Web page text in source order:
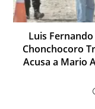
Luis
Chonchocoro
Acusa a Mario